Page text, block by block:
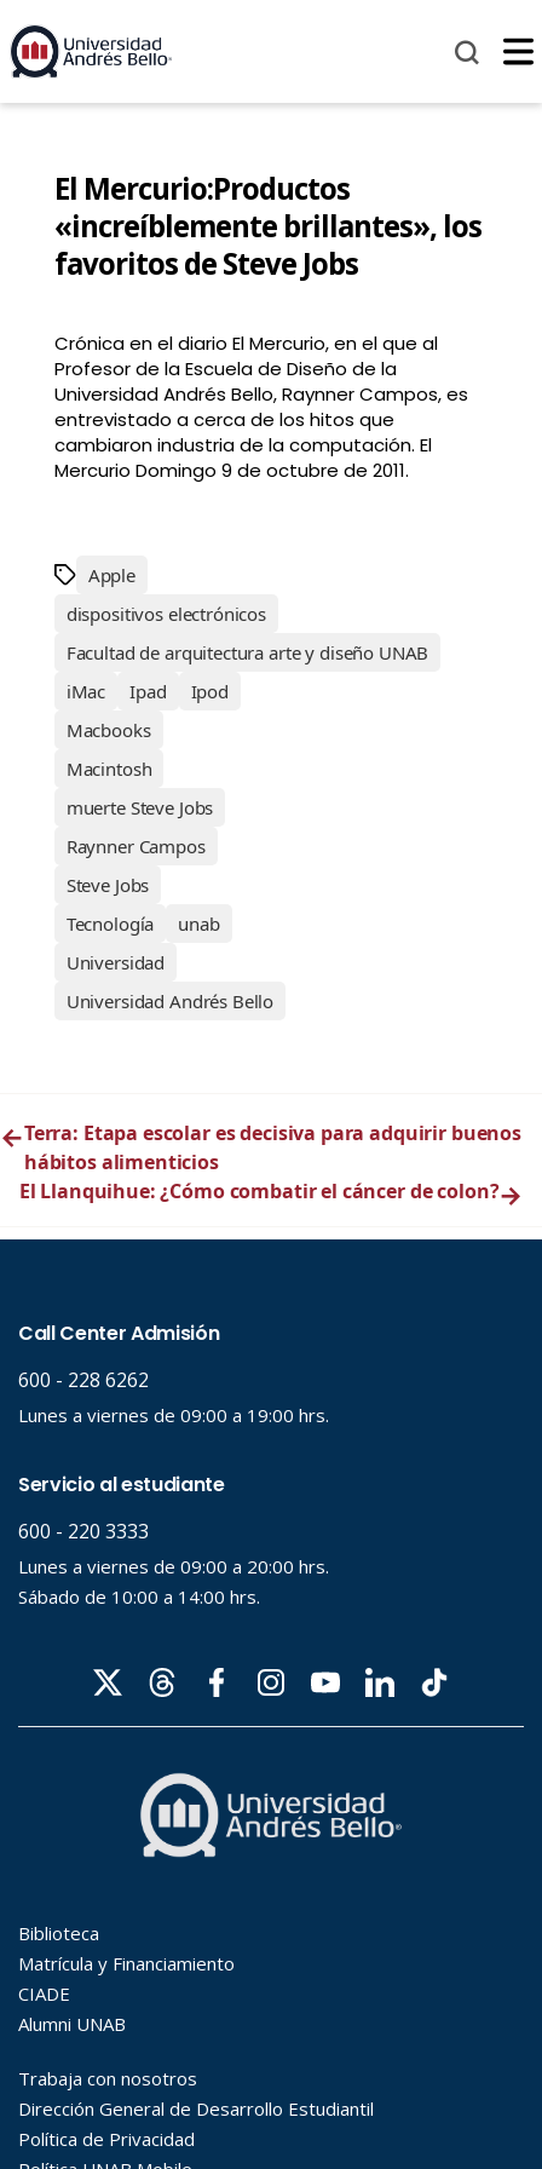
El Mercurio:Productos
«increíblemente brillantes», los
favoritos de Steve Jobs
Crónica en el diario El Mercurio, en el que al
Profesor de la Escuela de Diseño de la
Universidad Andrés Bello, Raynner Campos, es
entrevistado a cerca de los hitos que
cambiaron industria de la computación. El
Mercurio Domingo 9 de octubre de 2011.
Apple
dispositivos electrónicos
Facultad de arquitectura arte y diseño UNAB
iMac
Ipad
Ipod
Macbooks
Macintosh
muerte Steve Jobs
Raynner Campos
Steve Jobs
Tecnología
unab
Universidad
Universidad Andrés Bello
←Terra: Etapa escolar es decisiva para adquirir buenos
hábitos alimenticios
El Llanquihue: ¿Cómo combatir el cáncer de colon?→